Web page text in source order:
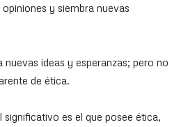
y siembra nuevas
nuevas ideas y esperanzas; pero no
de ética.
es el que posee ética,